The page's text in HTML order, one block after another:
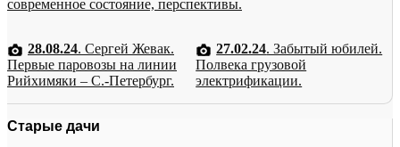
современное состояние, перспективы.
28.08.24. Сергей Жевак.
Первые паровозы на линии
Рийхимяки – С.-Петербург.
27.02.24. Забытый юбилей.
Полвека грузовой
электрификации.
Старые дачи